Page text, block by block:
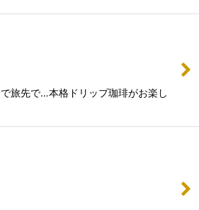
旅先で…本格ドリップ珈琲がお楽し